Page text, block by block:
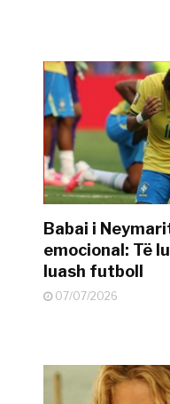
Babai i
emocional: Të
luash futboll
07/07/2026